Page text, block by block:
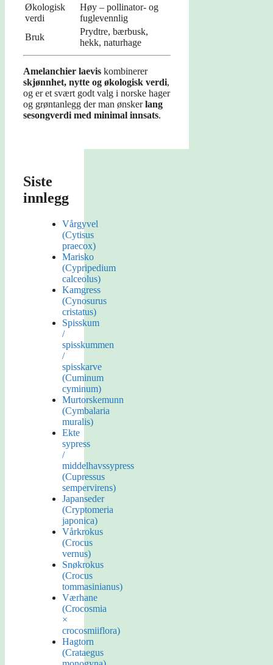
Økologisk
verdi
Høy – pollinator- og
fuglevennlig
Bruk
Prydtre, bærbusk,
hekk, naturhage
Amelanchier laevis kombinerer
skjønnhet, nytte og økologisk verdi,
og er et svært godt valg i norske hager
og grøntanlegg der man ønskerlang
sesongverdi med minimal innsats.
Siste
innlegg
Vårgyvel
(Cytisus
praecox)
Marisko
(Cypripedium
calceolus)
Kamgress
(Cynosurus
cristatus)
Spisskum
/
spisskummen
/
spisskarve
(Cuminum
cyminum)
Murtorskemunn
(Cymbalaria
muralis)
Ekte
sypress
/
middelhavssypress
(Cupressus
sempervirens)
Japanseder
(Cryptomeria
japonica)
Vårkrokus
(Crocus
vernus)
Snøkrokus
(Crocus
tommasinianus)
Værhane
(Crocosmia
×
crocosmiiflora)
Hagtorn
(Crataegus